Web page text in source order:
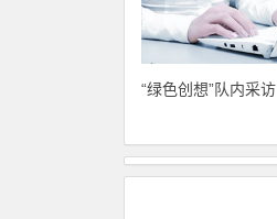
“绿色创想”队内采访